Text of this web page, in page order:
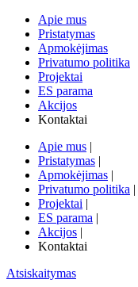
Apie mus
Pristatymas
Apmokėjimas
Privatumo politika
Projektai
ES parama
Akcijos
Kontaktai
Apie mus |
Pristatymas |
Apmokėjimas |
Privatumo politika |
Projektai |
ES parama |
Akcijos |
Kontaktai
Atsiskaitymas